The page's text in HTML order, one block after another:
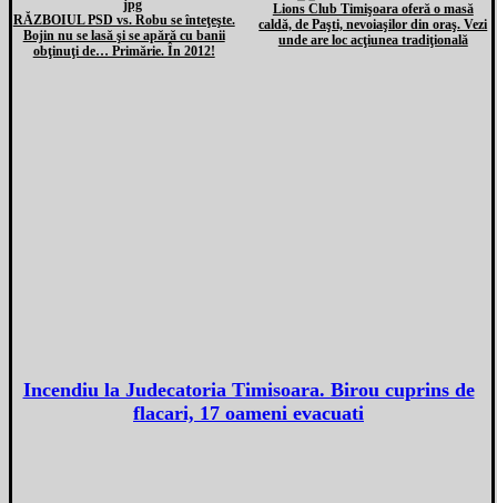
RĂZBOIUL PSD vs. Robu se înteţeşte.
Bojin nu se lasă şi se apără cu banii
obţinuţi de… Primărie. În 2012!
Lions Club Timişoara oferă o masă
caldă, de Paşti, nevoiaşilor din oraş. Vezi
unde are loc acţiunea tradiţională
Incendiu la Judecatoria Timisoara. Birou cuprins de
flacari, 17 oameni evacuati